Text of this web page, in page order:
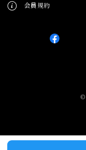
会員規約
©